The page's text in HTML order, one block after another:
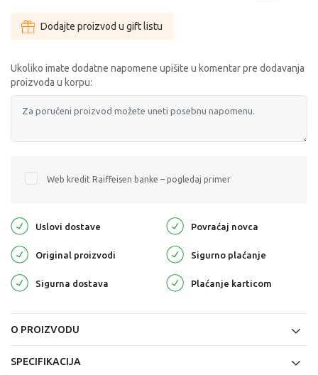
Dodajte proizvod u gift listu
Ukoliko imate dodatne napomene upišite u komentar pre dodavanja
proizvoda u korpu:
Web kredit Raiffeisen banke – pogledaj primer
Uslovi dostave Povraćaj novca
Original proizvodi Sigurno plaćanje
Sigurna dostava Plaćanje karticom
O PROIZVODU
SPECIFIKACIJA